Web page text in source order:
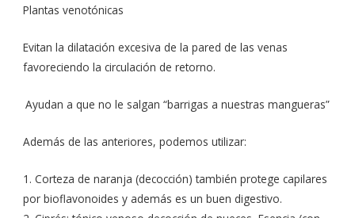
Plantas venotónicas
Evitan la dilatación excesiva de la pared de las venas
favoreciendo la circulación de retorno.
Ayudan a que no le salgan “barrigas a nuestras mangueras”
Además de las anteriores, podemos utilizar:
1. Corteza de naranja (decocción) también protege capilares
por bioflavonoides y además es un buen digestivo.